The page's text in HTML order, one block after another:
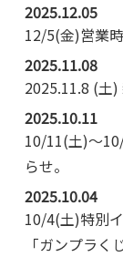
2025.12.05
12/5(金)営業
2025.11.08
2025.11.8 (土)
2025.10.11
10/11(土)～
らせ。
2025.10.04
10/4(土)特別
「ガンプラく